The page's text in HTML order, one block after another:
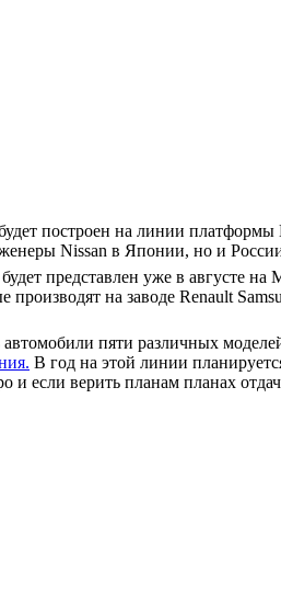
построен на линии
Nissan в Японии, но и
представлен уже в августе
на заводе Renault
пяти различных
В год на этой линии
верить планам планах